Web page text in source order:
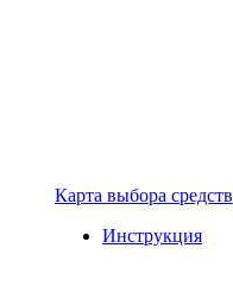
Карта выбора средств
Инструкция